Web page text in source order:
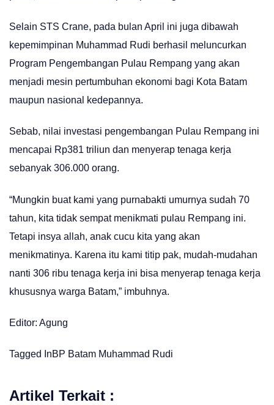
Selain STS Crane, pada bulan April ini juga dibawah
kepemimpinan Muhammad Rudi berhasil meluncurkan
Program Pengembangan Pulau Rempang yang akan
menjadi mesin pertumbuhan ekonomi bagi Kota Batam
maupun nasional kedepannya.
Sebab, nilai investasi pengembangan Pulau Rempang ini
mencapai Rp381 triliun dan menyerap tenaga kerja
sebanyak 306.000 orang.
“Mungkin buat kami yang purnabakti umurnya sudah 70
tahun, kita tidak sempat menikmati pulau Rempang ini.
Tetapi insya allah, anak cucu kita yang akan
menikmatinya. Karena itu kami titip pak, mudah-mudahan
nanti 306 ribu tenaga kerja ini bisa menyerap tenaga kerja
khususnya warga Batam,” imbuhnya.
Editor: Agung
Tagged InBP Batam Muhammad Rudi
Artikel Terkait :